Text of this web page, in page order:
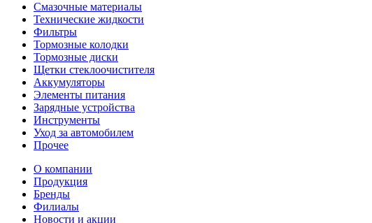
Смазочные материалы
Технические жидкости
Фильтры
Тормозные колодки
Тормозные диски
Щетки стеклоочистителя
Аккумуляторы
Элементы питания
Зарядные устройства
Инструменты
Уход за автомобилем
Прочее
О компании
Продукция
Бренды
Филиалы
Новости и акции